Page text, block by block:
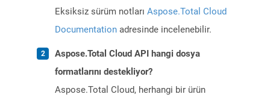
Eksiksiz sürüm notları Aspose.Total Cloud
Documentation adresinde incelenebilir.
Aspose.Total Cloud API hangi dosya
formatlarını destekliyor?
Aspose.Total Cloud, herhangi bir ürün